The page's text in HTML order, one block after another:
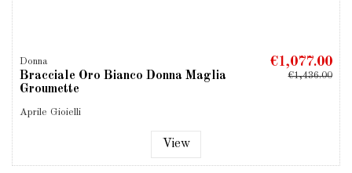
Donna
Bracciale Oro Bianco Donna Maglia
Groumette
Aprile Gioielli
€1,077.00
€1,436.00
View